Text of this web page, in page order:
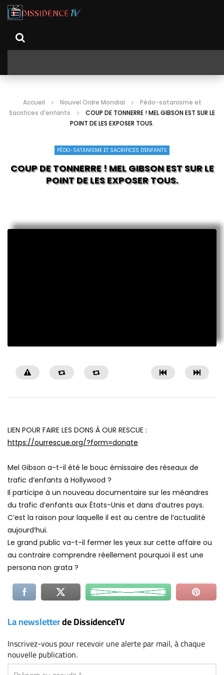
Accueil Nouvel Ordre Mondial
Pédo-satanisme et
Sacrifices d'enfants
COUP DE TONNERRE ! MEL GIBSON EST SUR LE
POINT DE LES EXPOSER TOUS.
PÉDO-SATANISME ET SACRIFICES D'ENFANTS
COUP DE TONNERRE ! MEL GIBSON EST SUR LE
POINT DE LES EXPOSER TOUS.
LIEN POUR FAIRE LES DONS À OUR RESCUE :
https://ourrescue.org/?form=donate
Mel Gibson a-t-il été le bouc émissaire des réseaux de
trafic d’enfants à Hollywood ?
Il participe à un nouveau documentaire sur les méandres
du trafic d’enfants aux États-Unis et dans d’autres pays.
C’est la raison pour laquelle il est au centre de l’actualité
aujourd’hui.
Le grand public va-t-il fermer les yeux sur cette affaire ou
au contraire comprendre réellement pourquoi il est une
persona non grata ?
La newsletterde DissidenceTV
Inscrivez-vouspour recevoir une alerte par mail, à chaque
nouvelle publication.